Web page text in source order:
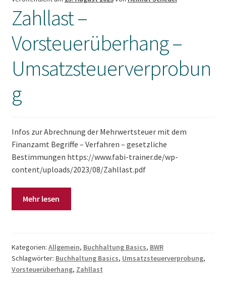
FAQ
Zahllast –
Vorsteuerüberhang –
Umsatzsteuerverprobun
g
Infos zur Abrechnung der Mehrwertsteuer mit dem
Finanzamt Begriffe – Verfahren – gesetzliche
Bestimmungen https://www.fabi-trainer.de/wp-
content/uploads/2023/08/Zahllast.pdf
Mehr lesen
Kategorien: Allgemein, Buchhaltung Basics, BWR
Schlagwörter: Buchhaltung Basics, Umsatzsteuerverprobung,
Vorsteuerüberhang, Zahllast